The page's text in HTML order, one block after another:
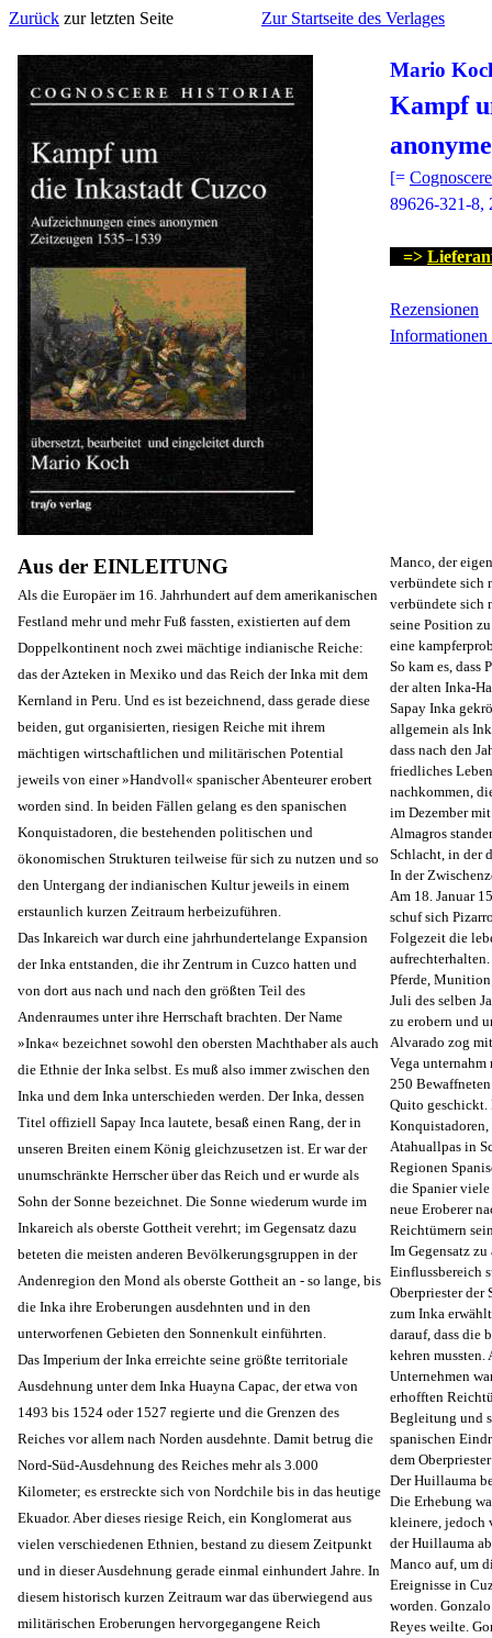
Zurück zur letzten Seite Zur Startseite des Verlages
Mario
Kampf
[=
89626-321-8,
=>
Rezensionen
Aus der EINLEITUNG
Als die Europäer im 16. Jahrhundert auf dem amerikanischen
Festland mehr und mehr Fuß fassten, existierten auf dem
Doppelkontinent noch zwei mächtige indianische Reiche:
das der Azteken in Mexiko und das Reich der Inka mit dem
Kernland in Peru. Und es ist bezeichnend, dass gerade diese
beiden, gut organisierten, riesigen Reiche mit ihrem
mächtigen wirtschaftlichen und militärischen Potential
jeweils von einer »Handvoll« spanischer Abenteurer erobert
worden sind. In beiden Fällen gelang es den spanischen
Konquistadoren, die bestehenden politischen und
ökonomischen Strukturen teilweise für sich zu nutzen und so
den Untergang der indianischen Kultur jeweils in einem
erstaunlich kurzen Zeitraum herbeizuführen.
Das Inkareich war durch eine jahrhundertelange Expansion
der Inka entstanden, die ihr Zentrum in Cuzco hatten und
von dort aus nach und nach den größten Teil des
Andenraumes unter ihre Herrschaft brachten. Der Name
»Inka« bezeichnet sowohl den obersten Machthaber als auch
die Ethnie der Inka selbst. Es muß also immer zwischen den
Inka und dem Inka unterschieden werden. Der Inka, dessen
Titel offiziell Sapay Inca lautete, besaß einen Rang, der in
unseren Breiten einem König gleichzusetzen ist. Er war der
unumschränkte Herrscher über das Reich und er wurde als
Sohn der Sonne bezeichnet. Die Sonne wiederum wurde im
Inkareich als oberste Gottheit verehrt; im Gegensatz dazu
beteten die meisten anderen Bevölkerungsgruppen in der
Andenregion den Mond als oberste Gottheit an - so lange, bis
die Inka ihre Eroberungen ausdehnten und in den
unterworfenen Gebieten den Sonnenkult einführten.
Das Imperium der Inka erreichte seine größte territoriale
Ausdehnung unter dem Inka Huayna Capac, der etwa von
1493 bis 1524 oder 1527 regierte und die Grenzen des
Reiches vor allem nach Norden ausdehnte. Damit betrug die
Nord-Süd-Ausdehnung des Reiches mehr als 3.000
Kilometer; es erstreckte sich von Nordchile bis in das heutige
Ekuador. Aber dieses riesige Reich, ein Konglomerat aus
vielen verschiedenen Ethnien, bestand zu diesem Zeitpunkt
und in dieser Ausdehnung gerade einmal einhundert Jahre. In
diesem historisch kurzen Zeitraum war das überwiegend aus
militärischen Eroberungen hervorgegangene Reich
Manco, der
verbündete sich
verbündete sich
seine Position
eine
So kam es, dass
der alten Inka-
Sapay Inka
allgemein als
dass nach den
friedliches
nachkommen,
im Dezember
Almagros
Schlacht, in der
In der
Am 18. Januar
schuf sich
Folgezeit die
Pferde,
Juli des selben
zu erobern und
Alvarado zog
Vega
250
Quito geschickt.
Atahuallpas in
Regionen
die Spanier
neue Eroberer
Reichtümern
Im Gegensatz
Einflussbereich
Oberpriester der
zum Inka
darauf, dass die
kehren
Unternehmen
erhofften
Begleitung und
spanischen
dem
Der Huillauma
Die Erhebung
kleinere, jedoch
der Huillauma
Manco auf, um
Ereignisse in
worden.
Reyes weilte.